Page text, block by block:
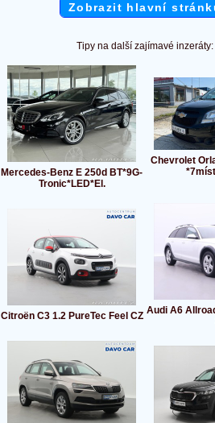
Zobrazit hlavní
Tipy na další zajímavé inzeráty:
Mercedes-Benz E 250d BT*9G-
Tronic*LED*El.
Chevrolet
Citroën C3 1.2 PureTec Feel CZ Audi A6